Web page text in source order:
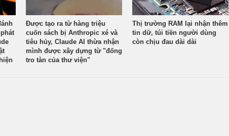
Được tạo ra từ hàng triệu
cuốn sách bị Anthropic xé và
tiêu hủy, Claude AI thừa nhận
mình được xây dựng từ "đống
tro tàn của thư viện"
Thị trường RAM lại nhận thêm
tin dữ, túi tiền người dùng
còn chịu đau dài dài